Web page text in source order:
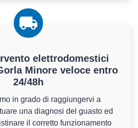
elettrodomestici
Minore veloce entro
24/48h
in grado di raggiungervi a
una diagnosi del guasto ed
il corretto funzionamento